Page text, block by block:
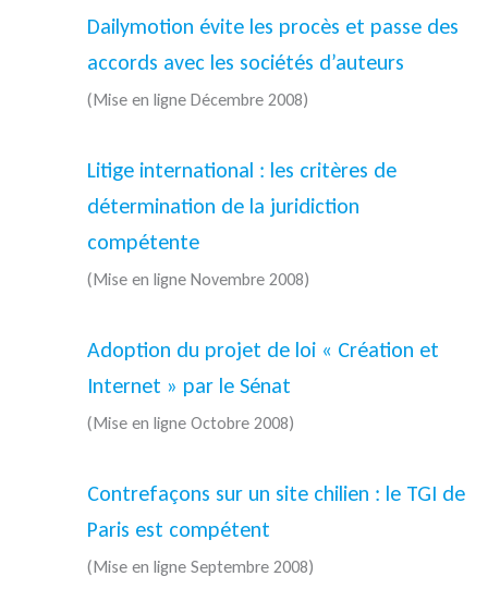
Dailymotion évite les procès et passe des
accords avec les sociétés d’auteurs
(Mise en ligne Décembre 2008)
Litige international : les critères de
détermination de la juridiction
compétente
(Mise en ligne Novembre 2008)
Adoption du projet de loi « Création et
Internet » par le Sénat
(Mise en ligne Octobre 2008)
Contrefaçons sur un site chilien : le TGI de
Paris est compétent
(Mise en ligne Septembre 2008)